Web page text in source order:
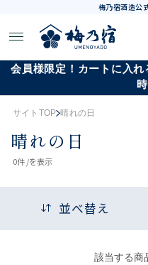
梅乃宿酒造公
会員様限定！カートに入れ
サイトTOP 晴れの日
晴れの日
0件 /を表示
並べ替え
該当する商